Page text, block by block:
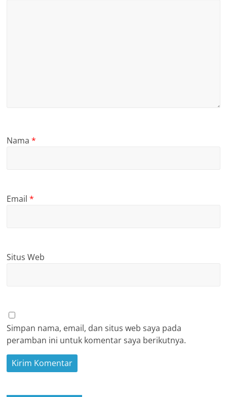
Nama*
Email*
Situs Web
Simpan nama, email, dan situs web saya pada
peramban ini untuk komentar saya berikutnya.